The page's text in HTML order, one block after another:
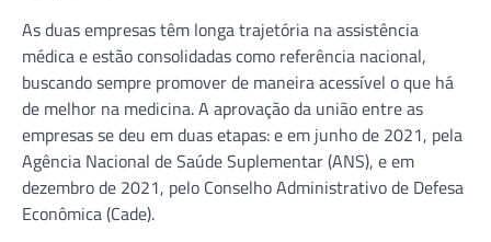
As duas empresas têm longa trajetória na assistência
médica e estão consolidadas como referência nacional,
buscando sempre promover de maneira acessível o que há
de melhor na medicina. A aprovação da união entre as
empresas se deu em duas etapas: e em junho de 2021, pela
Agência Nacional de Saúde Suplementar (ANS), e em
dezembro de 2021, pelo Conselho Administrativo de Defesa
Econômica (Cade).